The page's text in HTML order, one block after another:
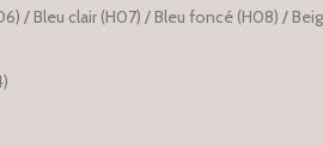
Bleu clair (H07) / Bleu foncé (H08) /